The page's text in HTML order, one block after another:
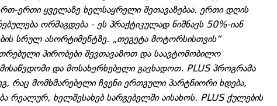
ერთი ყველაზე ხელსაყრელი შეთავაზებაა. ერთი დღის
ორმაგდება - ეს პრაქტიკულად ნიშნავს 50%-იან
სრულ ასორტიმენტზე. „თეგეტა მოტორსისთვის“
პირობები შევთავაზოთ და საავტომობილო
და მოსახერხებელი გავხადოთ. PLUS პროგრამა
რაც მომხმარებელი ჩვენი ერთგული პარტნიორი ხდება,
ხელშესახებ სარგებელში აისახოს. PLUS ქულების